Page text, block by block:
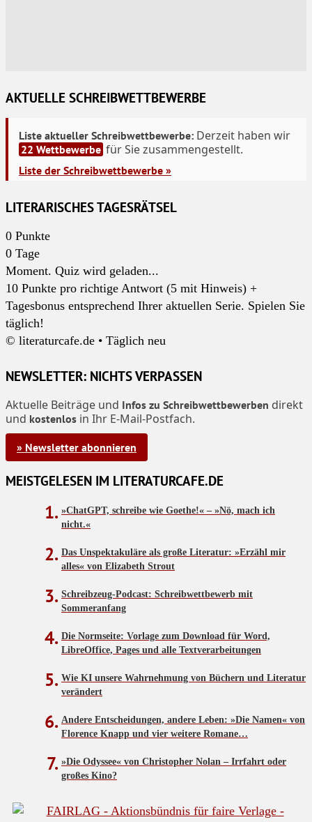
AKTUELLE SCHREIBWETTBEWERBE
Liste aktueller Schreibwettbewerbe: Derzeit haben wir
22 Wettbewerbe für Sie zusammengestellt.
Liste der Schreibwettbewerbe »
LITERARISCHES TAGESRÄTSEL
0 Punkte
0 Tage
Moment. Quiz wird geladen...
10 Punkte pro richtige Antwort (5 mit Hinweis) +
Tagesbonus entsprechend Ihrer aktuellen Serie. Spielen Sie
täglich!
© literaturcafe.de • Täglich neu
NEWSLETTER: NICHTS VERPASSEN
Aktuelle Beiträge und Infos zu Schreibwettbewerben direkt
und kostenlos in Ihr E-Mail-Postfach.
» Newsletter abonnieren
MEISTGELESEN IM LITERATURCAFE.DE
»ChatGPT, schreibe wie Goethe!« – »Nö, mach ich
nicht.«
Das Unspektakuläre als große Literatur: »Erzähl mir
alles« von Elizabeth Strout
Schreibzeug-Podcast: Schreibwettbewerb mit
Sommeranfang
Die Normseite: Vorlage zum Download für Word,
LibreOffice, Pages und alle Textverarbeitungen
Wie KI unsere Wahrnehmung von Büchern und Literatur
verändert
Andere Entscheidungen, andere Leben: »Die Namen« von
Florence Knapp und vier weitere Romane…
»Die Odyssee« von Christopher Nolan – Irrfahrt oder
großes Kino?